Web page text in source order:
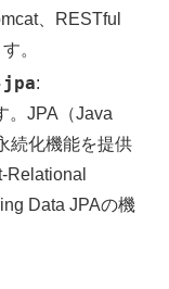
、RESTful
。
:
。JPA（Java
続化機能を提供
Relational
Data JPAの機